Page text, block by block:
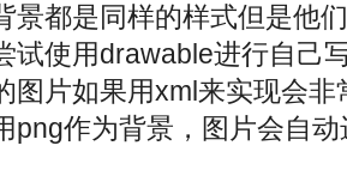
景都是同样的样式但是他
试使用drawable进行自己
图片如果用xml来实现会非
png作为背景，图片会自